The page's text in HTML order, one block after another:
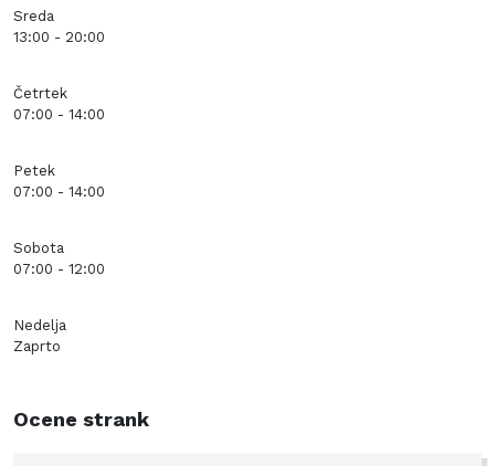
Sreda
13:00 - 20:00
Četrtek
07:00 - 14:00
Petek
07:00 - 14:00
Sobota
07:00 - 12:00
Nedelja
Zaprto
Ocene strank